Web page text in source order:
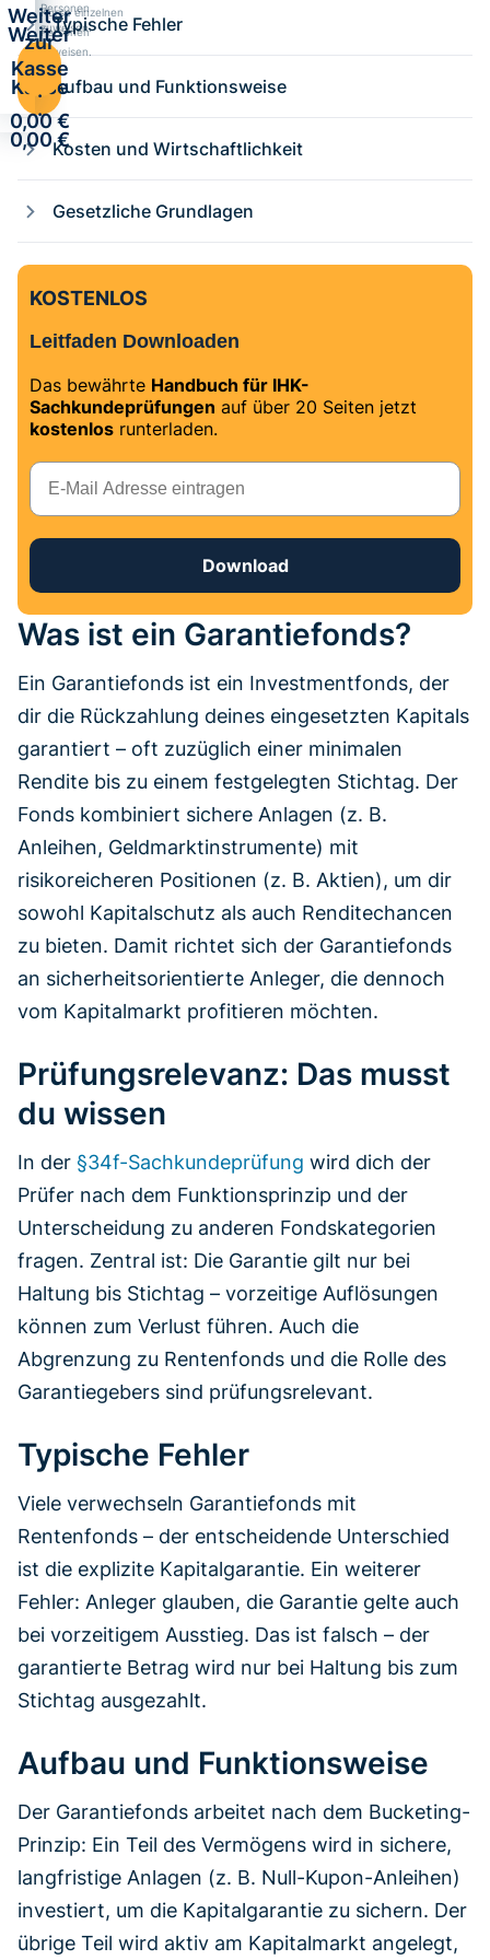
Personen
zuweisen.
Weiter
zur
Kasse
·
0,00 €
Kurse einzelnen
Personen
zuweisen.
Weiter
zur
Kasse
·
0,00 €
Typische Fehler
Aufbau und Funktionsweise
Kosten und Wirtschaftlichkeit
Gesetzliche Grundlagen
KOSTENLOS
Leitfaden Downloaden
Das bewährte Handbuch für IHK-
Sachkundeprüfungen auf über 20 Seiten jetzt
kostenlos runterladen.
E-Mail
Download
Was ist ein Garantiefonds?
Ein Garantiefonds ist ein Investmentfonds, der
dir die Rückzahlung deines eingesetzten Kapitals
garantiert – oft zuzüglich einer minimalen
Rendite bis zu einem festgelegten Stichtag. Der
Fonds kombiniert sichere Anlagen (z. B.
Anleihen, Geldmarktinstrumente) mit
risikoreicheren Positionen (z. B. Aktien), um dir
sowohl Kapitalschutz als auch Renditechancen
zu bieten. Damit richtet sich der Garantiefonds
an sicherheitsorientierte Anleger, die dennoch
vom Kapitalmarkt profitieren möchten.
Prüfungsrelevanz: Das musst
du wissen
In der §34f-Sachkundeprüfung wird dich der
Prüfer nach dem Funktionsprinzip und der
Unterscheidung zu anderen Fondskategorien
fragen. Zentral ist: Die Garantie gilt nur bei
Haltung bis Stichtag – vorzeitige Auflösungen
können zum Verlust führen. Auch die
Abgrenzung zu Rentenfonds und die Rolle des
Garantiegebers sind prüfungsrelevant.
Typische Fehler
Viele verwechseln Garantiefonds mit
Rentenfonds – der entscheidende Unterschied
ist die explizite Kapitalgarantie. Ein weiterer
Fehler: Anleger glauben, die Garantie gelte auch
bei vorzeitigem Ausstieg. Das ist falsch – der
garantierte Betrag wird nur bei Haltung bis zum
Stichtag ausgezahlt.
Aufbau und Funktionsweise
Der Garantiefonds arbeitet nach dem Bucketing-
Prinzip: Ein Teil des Vermögens wird in sichere,
langfristige Anlagen (z. B. Null-Kupon-Anleihen)
investiert, um die Kapitalgarantie zu sichern. Der
übrige Teil wird aktiv am Kapitalmarkt angelegt,